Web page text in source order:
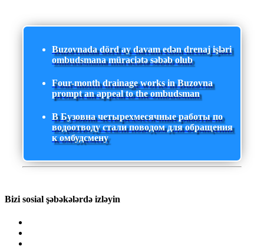
Buzovnada dörd ay davam edən drenaj işləri
ombudsmana müraciətə səbəb olub
Four-month drainage works in Buzovna
prompt an appeal to the ombudsman
В Бузовна четырехмесячные работы по
водоотводу стали поводом для обращения
к омбудсмену
Bizi sosial şəbəkələrdə izləyin